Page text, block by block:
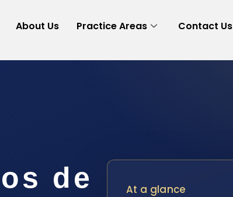
About Us Practice Areas Contact Us
de
At a glance